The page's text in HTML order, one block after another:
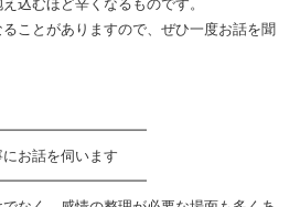
込むほど辛くなるものです。
ことがありますので、ぜひ一度お話を聞
お話を伺います